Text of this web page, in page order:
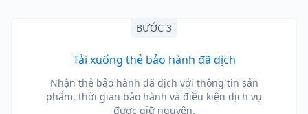
BƯỚC 3
Tải xuống thẻ bảo hành đã dịch
Nhận thẻ bảo hành đã dịch với thông tin sản
phẩm, thời gian bảo hành và điều kiện dịch vụ
được giữ nguyên.